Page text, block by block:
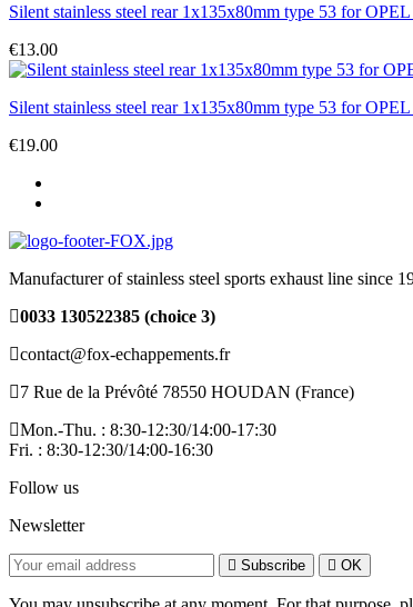
Silent stainless steel rear 1x135x80mm type 53 for
€13.00
Silent stainless steel rear 1x135x80mm type 53 for
€19.00
Manufacturer of stainless steel sports exhaust line since
0033 130522385 (choice 3)
contact@fox-echappements.fr
7 Rue de la Prévôté 78550 HOUDAN (France)
Mon.-Thu. : 8:30-12:30/14:00-17:30
Fri. : 8:30-12:30/14:00-16:30
Follow us
Newsletter
Subscribe OK